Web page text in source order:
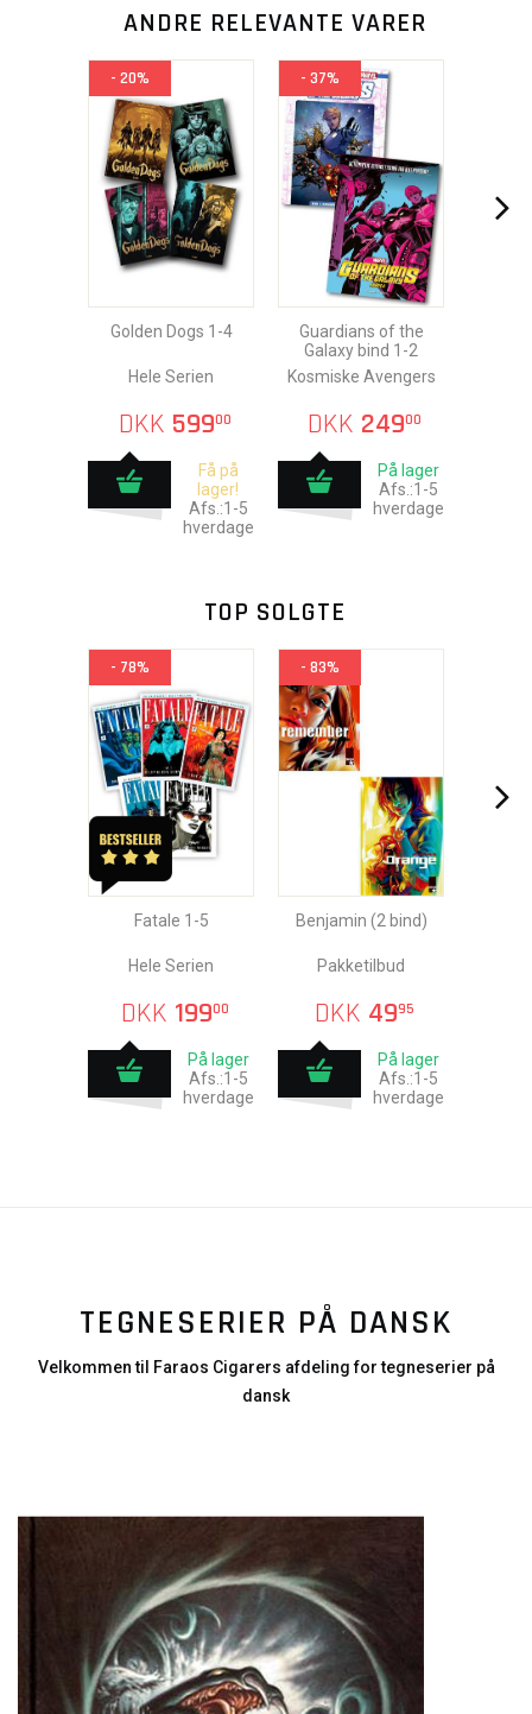
ANDRE RELEVANTE VARER
- 20%
Golden Dogs 1-4
Hele Serien
DKK 59900
Få på
lager!
Afs.:1-5
hverdage
- 37%
Guardians of the
Galaxy bind 1-2
Kosmiske Avengers
DKK 24900
På lager
Afs.:1-5
hverdage
TOP SOLGTE
- 78%
Fatale 1-5
Hele Serien
DKK 19900
På lager
Afs.:1-5
hverdage
- 83%
Benjamin (2 bind)
Pakketilbud
DKK 4995
På lager
Afs.:1-5
hverdage
TEGNESERIER PÅ DANSK
Velkommen til Faraos Cigarers afdeling for tegneserier på
dansk